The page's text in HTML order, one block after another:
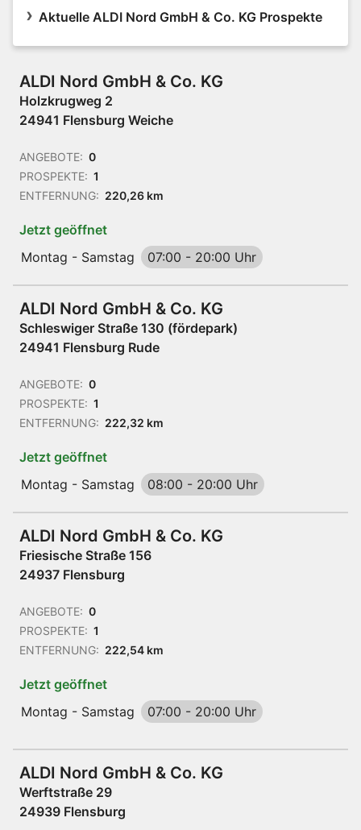
Aktuelle ALDI Nord GmbH & Co. KG Prospekte
ALDI Nord GmbH & Co. KG
Holzkrugweg 2
24941 Flensburg Weiche
ANGEBOTE: 0
PROSPEKTE: 1
ENTFERNUNG: 220,26 km
Jetzt geöffnet
Montag - Samstag
07:00 - 20:00 Uhr
ALDI Nord GmbH & Co. KG
Schleswiger Straße 130 (fördepark)
24941 Flensburg Rude
ANGEBOTE: 0
PROSPEKTE: 1
ENTFERNUNG: 222,32 km
Jetzt geöffnet
Montag - Samstag
08:00 - 20:00 Uhr
ALDI Nord GmbH & Co. KG
Friesische Straße 156
24937 Flensburg
ANGEBOTE: 0
PROSPEKTE: 1
ENTFERNUNG: 222,54 km
Jetzt geöffnet
Montag - Samstag
07:00 - 20:00 Uhr
ALDI Nord GmbH & Co. KG
Werftstraße 29
24939 Flensburg